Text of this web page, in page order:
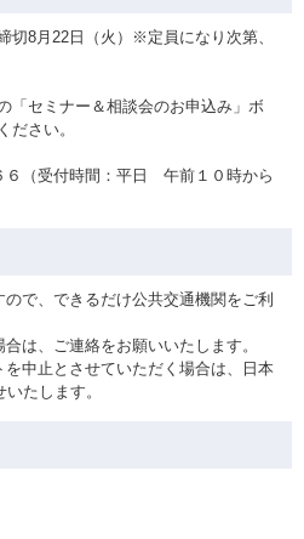
切8月22日（火）※定員になり次第、
セミナー＆相談会のお申込み」ボ
ださい。
（受付時間：平日 午前１０時から
で、できるだけ公共交通機関をご利
は、ご連絡をお願いいたします。
中止とさせていただく場合は、日本
たします。